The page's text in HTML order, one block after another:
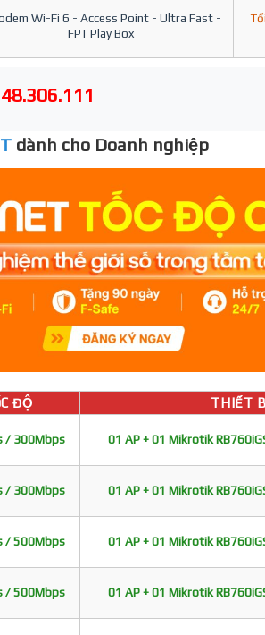
Wi-Fi 6 - Access Point - Ultra Fast -
FPT Play Box
dành cho Doanh nghiệp
ĐỘ THIẾT
/ 300Mbps 01 AP + 01 Mikrotik
/ 300Mbps 01 AP + 01 Mikrotik
/ 500Mbps 01 AP + 01 Mikrotik
/ 500Mbps 01 AP + 01 Mikrotik